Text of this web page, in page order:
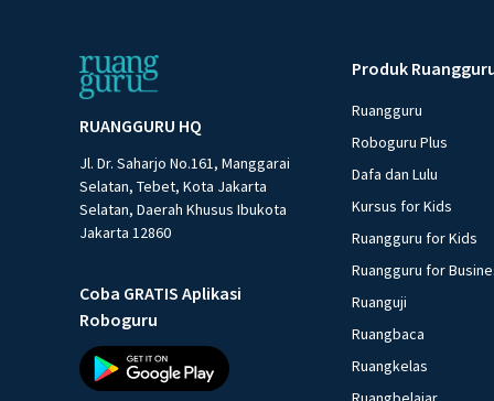
RUANGGURU HQ
Jl. Dr. Saharjo No.161, Manggarai
Selatan, Tebet, Kota Jakarta
Selatan, Daerah Khusus Ibukota
Jakarta 12860
Coba GRATIS Aplikasi
Roboguru
Produk
Ruangguru
Roboguru Plus
Dafa dan Lulu
Kursus for Kids
Ruangguru for Kids
Ruangguru for
Ruanguji
Ruangbaca
Ruangkelas